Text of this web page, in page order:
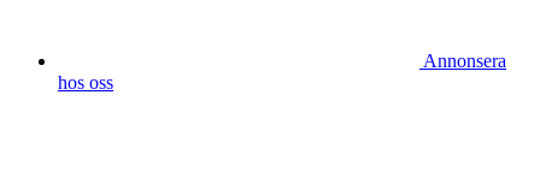
Annonsera
hos oss